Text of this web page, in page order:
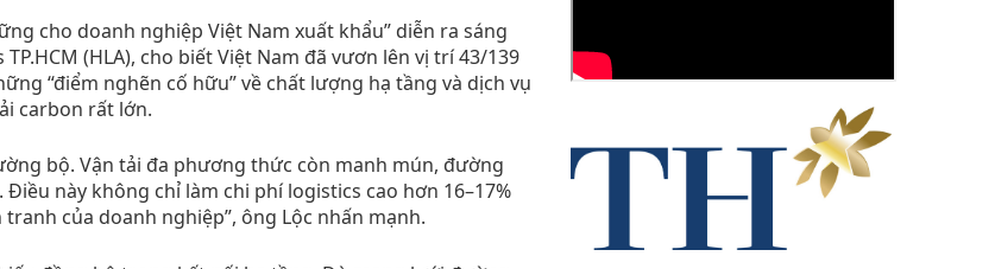
cho doanh nghiệp Việt Nam xuất khẩu” diễn ra sáng
(HLA), cho biết Việt Nam đã vươn lên vị trí 43/139
“điểm nghẽn cố hữu” về chất lượng hạ tầng và dịch vụ
carbon rất lớn.
bộ. Vận tải đa phương thức còn manh mún, đường
này không chỉ làm chi phí logistics cao hơn 16–17%
của doanh nghiệp”, ông Lộc nhấn mạnh.